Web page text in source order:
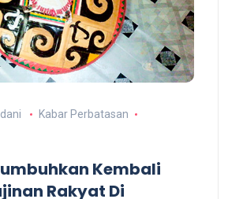
Kabar Perbatasan
Kembali
Rakyat Di